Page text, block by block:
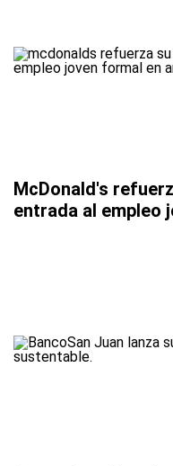
McDonald's
entrada al empleo